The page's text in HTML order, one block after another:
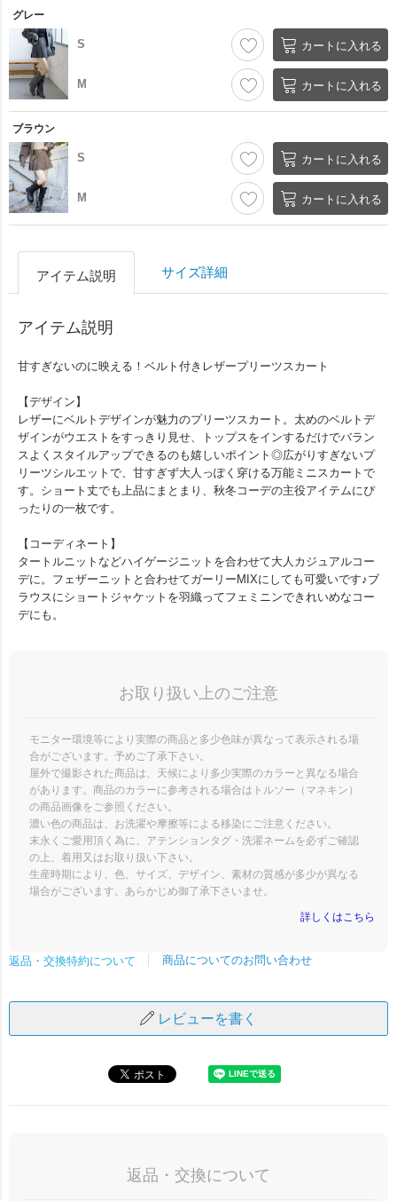
グレー
S カートに入れる
M カートに入れる
ブラウン
S カートに入れる
M カートに入れる
アイテム説明 サイズ詳細
アイテム説明
甘すぎないのに映える！ベルト付きレザープリーツスカート
【デザイン】
レザーにベルトデザインが魅力のプリーツスカート。太めのベルトデ
ザインがウエストをすっきり見せ、トップスをインするだけでバラン
スよくスタイルアップできるのも嬉しいポイント◎広がりすぎないプ
リーツシルエットで、甘すぎず大人っぽく穿ける万能ミニスカートで
す。ショート丈でも上品にまとまり、秋冬コーデの主役アイテムにぴ
ったりの一枚です。
【コーディネート】
タートルニットなどハイゲージニットを合わせて大人カジュアルコー
デに。フェザーニットと合わせてガーリーMIXにしても可愛いです♪ブ
ラウスにショートジャケットを羽織ってフェミニンできれいめなコー
デにも。
お取り扱い上のご注意
モニター環境等により実際の商品と多少色味が異なって表示される場
合がございます。予めご了承下さい。
屋外で撮影された商品は、天候により多少実際のカラーと異なる場合
があります。商品のカラーに参考される場合はトルソー（マネキン）
の商品画像をご参照ください。
濃い色の商品は、お洗濯や摩擦等による移染にご注意ください。
末永くご愛用頂く為に、アテンションタグ・洗濯ネームを必ずご確認
の上、着用又はお取り扱い下さい。
生産時期により、色、サイズ、デザイン、素材の質感が多少が異なる
場合がございます。あらかじめ御了承下さいませ。
詳しくはこちら
返品・交換特約について 商品についてのお問い合わせ
レビューを書く
返品・交換について